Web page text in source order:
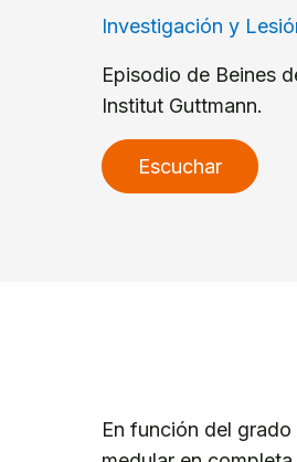
Investigación y
Episodio de Beines
Institut Guttmann.
Escuchar
En función del